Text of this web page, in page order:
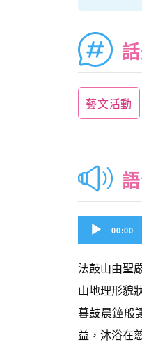
藝文活動
Audio
Player00:00
法鼓山由聖
山地理形貌
暮鼓晨鐘般
益，沐浴在